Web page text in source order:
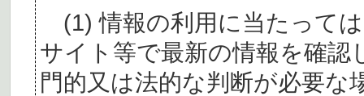
(1) 情報の利用に当たって
サイト等で最新の情報を確認
門的又は法的な判断が必要